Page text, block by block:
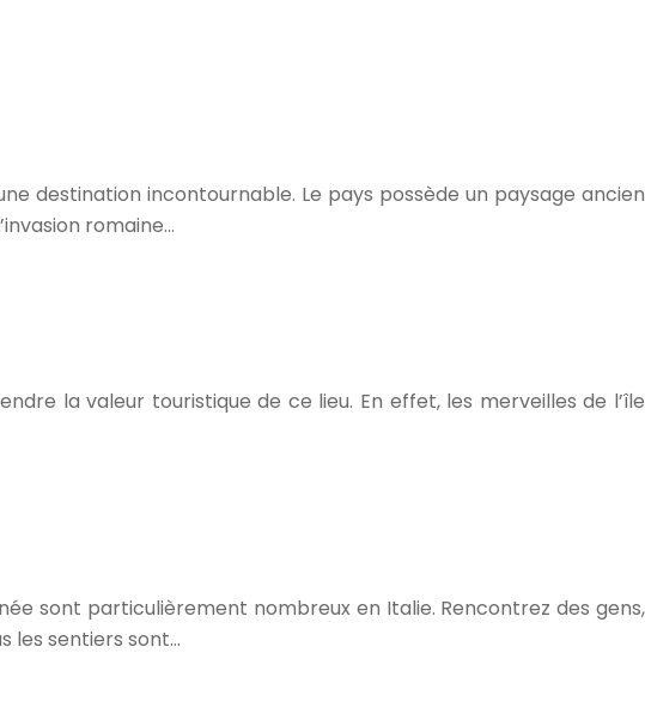
destination incontournable. Le pays possède un paysage ancien
romaine…
la valeur touristique de ce lieu. En effet, les merveilles de l’île
sont particulièrement nombreux en Italie. Rencontrez des gens,
les sentiers sont…